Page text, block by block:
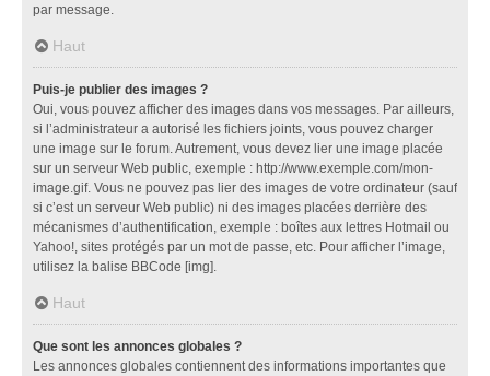
par message.
Haut
Puis-je publier des images ?
Oui, vous pouvez afficher des images dans vos messages. Par ailleurs,
si l’administrateur a autorisé les fichiers joints, vous pouvez charger
une image sur le forum. Autrement, vous devez lier une image placée
sur un serveur Web public, exemple : http://www.exemple.com/mon-
image.gif. Vous ne pouvez pas lier des images de votre ordinateur (sauf
si c’est un serveur Web public) ni des images placées derrière des
mécanismes d’authentification, exemple : boîtes aux lettres Hotmail ou
Yahoo!, sites protégés par un mot de passe, etc. Pour afficher l’image,
utilisez la balise BBCode [img].
Haut
Que sont les annonces globales ?
Les annonces globales contiennent des informations importantes que